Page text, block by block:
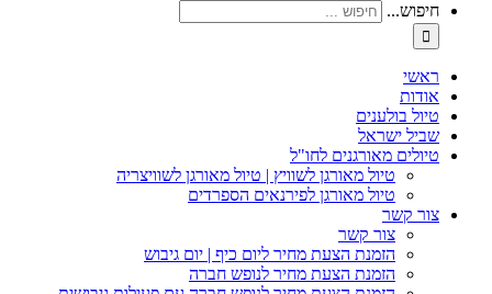
חיפוש...
ראשי
אודות
טיול בולענים
שביל ישראל
טיולים מאורגנים לחו"ל
טיול מאורגן לשוויץ | טיול מאורגן לשוויצריה
טיול מאורגן לפירנאים הספרדים
צור קשר
צור קשר
הזמנת הצעת מחיר ליום כיף | יום גיבוש
הזמנת הצעת מחיר לנופש חברה